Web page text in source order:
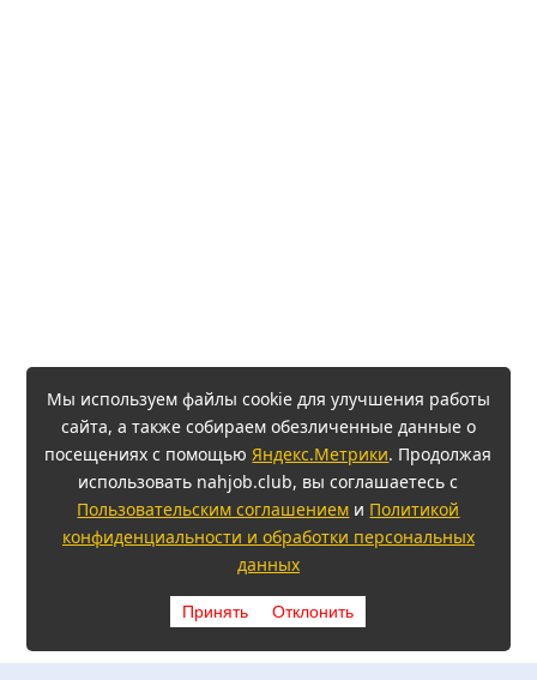
Мы используем файлы cookie для улучшения работы
сайта, а также собираем обезличенные данные о
посещениях с помощьюЯндекс.Метрики. Продолжая
использовать nahjob.club, вы соглашаетесь с
Пользовательским соглашением и Политикой
конфиденциальности и обработки персональных
данных
Принять Отклонить